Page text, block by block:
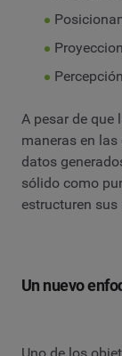
A pesar de que
maneras en
datos
sólido como
estructuren
Un nuevo
Uno de los